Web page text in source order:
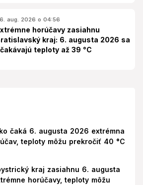
aug. 2026 o 04:56
horúčavy zasiahnu
kraj: 6. augusta 2026 sa
teploty až 39 °C
čaká 6. augusta 2026 extrémna
teploty môžu prekročiť 40 °C
kraj zasiahnu 6. augusta
horúčavy, teploty môžu